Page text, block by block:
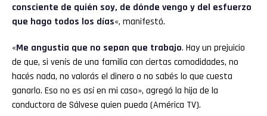
consciente de quién soy, de dónde vengo y del esfuerzo
que hago todos los días«, manifestó.
«Me angustia que no sepan que trabajo. Hay un prejuicio
de que, si venís de una familia con ciertas comodidades, no
hacés nada, no valorás el dinero o no sabés lo que cuesta
ganarlo. Eso no es así en mi caso», agregó la hija de la
conductora de Sálvese quien pueda (América TV).